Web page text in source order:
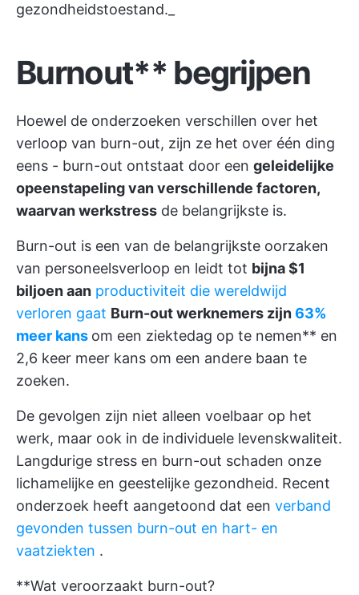
gezondheidstoestand._
Burnout** begrijpen
Hoewel de onderzoeken verschillen over het
verloop van burn-out, zijn ze het over één ding
eens - burn-out ontstaat door een geleidelijke
opeenstapeling van verschillende factoren,
waarvan werkstress de belangrijkste is.
Burn-out is een van de belangrijkste oorzaken
van personeelsverloop en leidt tot bijna $1
biljoen aan productiviteit die wereldwijd
verloren gaat Burn-out werknemers zijn63%
meer kans om een ziektedag op te nemen** en
2,6 keer meer kans om een andere baan te
zoeken.
De gevolgen zijn niet alleen voelbaar op het
werk, maar ook in de individuele levenskwaliteit.
Langdurige stress en burn-out schaden onze
lichamelijke en geestelijke gezondheid. Recent
onderzoek heeft aangetoond dat een verband
gevonden tussen burn-out en hart- en
vaatziekten .
**Wat veroorzaakt burn-out?